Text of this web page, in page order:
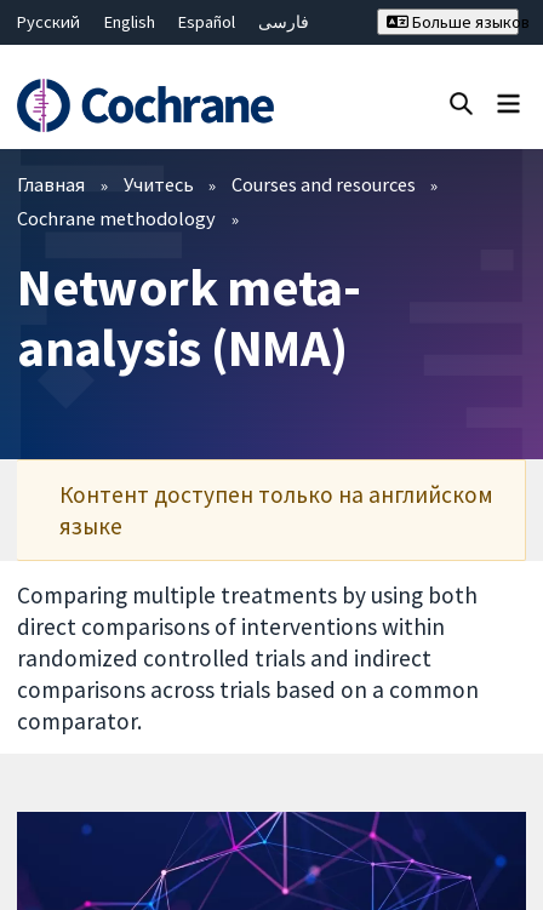
Русский English Español
فارسی
Bahasa Malaysia
ไทย
繁體中文
简体中文
Больше языков
Фильтры
Главная Учитесь
Courses and resources
Cochrane methodology
Network meta-
analysis (NMA)
Контент доступен только на английском
языке
Comparing multiple treatments by using both
direct comparisons of interventions within
randomized controlled trials and indirect
comparisons across trials based on a common
comparator.